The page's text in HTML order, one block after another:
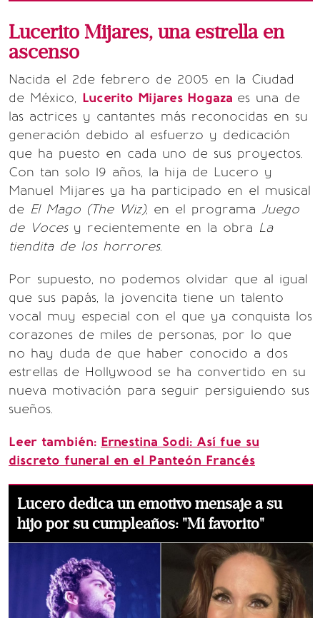
Lucerito Mijares, una estrella en
ascenso
Nacida el 2de febrero de 2005 en la Ciudad
de México, Lucerito Mijares Hogaza es una de
las actrices y cantantes más reconocidas en su
generación debido al esfuerzo y dedicación
que ha puesto en cada uno de sus proyectos.
Con tan solo 19 años, la hija de Lucero y
Manuel Mijares ya ha participado en el musical
de El Mago (The Wiz), en el programa Juego
de Vocesy recientemente en la obra La
tiendita de los horrores.
Por supuesto, no podemos olvidar que al igual
que sus papás, la jovencita tiene un talento
vocal muy especial con el que ya conquista los
corazones de miles de personas, por lo que
no hay duda de que haber conocido a dos
estrellas de Hollywood se ha convertido en su
nueva motivación para seguir persiguiendo sus
sueños.
Leer también: Ernestina Sodi: Así fue su
discreto funeral en el Panteón Francés
Lucero dedica un emotivo mensaje a su
hijo por su cumpleaños: "Mi favorito"